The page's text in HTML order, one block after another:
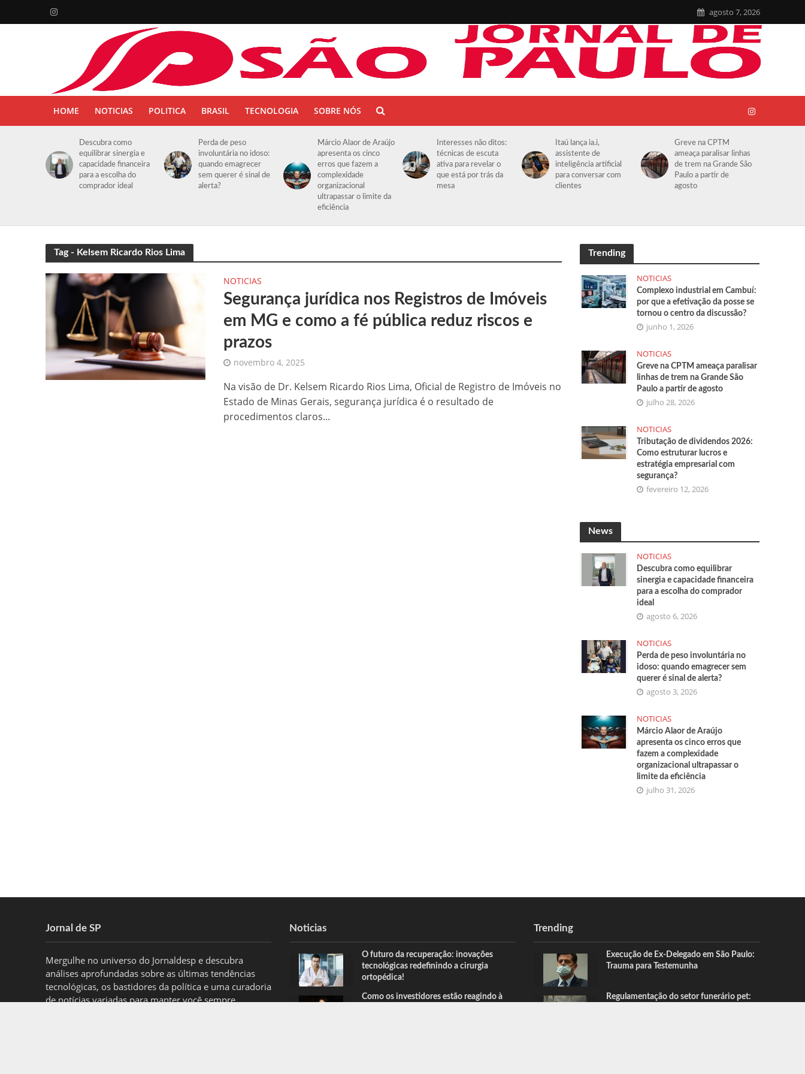
agosto 7, 2026
HOME NOTICIAS POLITICA BRASIL TECNOLOGIA SOBRE NÓS
Descubra como
equilibrar sinergia e
capacidade financeira
para a escolha do
comprador ideal
Perda de peso
involuntária no idoso:
quando emagrecer
sem querer é sinal de
alerta?
Márcio Alaor de Araújo
apresenta os cinco
erros que fazem a
complexidade
organizacional
ultrapassar o limite da
eficiência
Interesses não ditos:
técnicas de escuta
ativa para revelar o
que está por trás da
mesa
Itaú lança ia.i,
assistente de
inteligência artificial
para conversar com
clientes
Greve na CPTM
ameaça paralisar linhas
de trem na Grande São
Paulo a partir de
agosto
Tag - Kelsem Ricardo Rios Lima
NOTICIAS
Segurança jurídica nos Registros de Imóveis
em MG e como a fé pública reduz riscos e
prazos
novembro 4, 2025
Na visão de Dr. Kelsem Ricardo Rios Lima, Oficial de Registro de Imóveis no
Estado de Minas Gerais, segurança jurídica é o resultado de
procedimentos claros...
Trending
NOTICIAS
Complexo industrial em Cambuí:
por que a efetivação da posse se
tornou o centro da discussão?
junho 1, 2026
NOTICIAS
Greve na CPTM ameaça paralisar
linhas de trem na Grande São
Paulo a partir de agosto
julho 28, 2026
NOTICIAS
Tributação de dividendos 2026:
Como estruturar lucros e
estratégia empresarial com
segurança?
fevereiro 12, 2026
News
NOTICIAS
Descubra como equilibrar
sinergia e capacidade financeira
para a escolha do comprador
ideal
agosto 6, 2026
NOTICIAS
Perda de peso involuntária no
idoso: quando emagrecer sem
querer é sinal de alerta?
agosto 3, 2026
NOTICIAS
Márcio Alaor de Araújo
apresenta os cinco erros que
fazem a complexidade
organizacional ultrapassar o
limite da eficiência
julho 31, 2026
Jornal de SP
Mergulhe no universo do Jornaldesp e descubra
análises aprofundadas sobre as últimas tendências
tecnológicas, os bastidores da política e uma curadoria
de notícias variadas para manter você sempre
Noticias
O futuro da recuperação: inovações
tecnológicas redefinindo a cirurgia
ortopédica!
Como os investidores estão reagindo à
Trending
Execução de Ex-Delegado em São Paulo:
Trauma para Testemunha
Regulamentação do setor funerário pet: